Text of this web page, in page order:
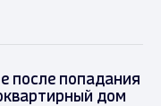
после попадания
дом